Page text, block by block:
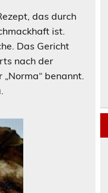
das durch
ist.
Das Gericht
nach der
benannt.